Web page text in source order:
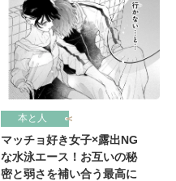
本と人
マッチョ好き女子×露出NG
な水泳エース！お互いの秘
密と弱さを補い合う最高に